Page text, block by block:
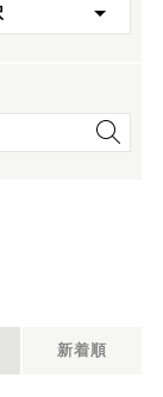
新着順